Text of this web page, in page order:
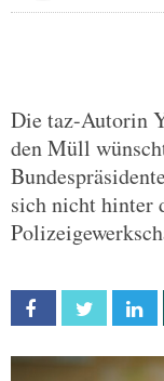
Die taz-Autorin
den Müll
sich nicht hinter
Facebook Twitter